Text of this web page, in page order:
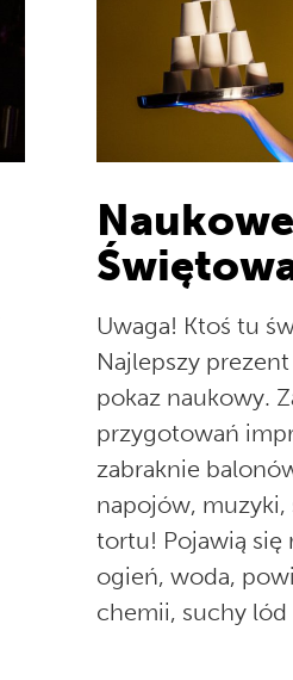
Naukowe
Uwaga! Ktoś tu
Najlepszy
pokaz naukowy.
przygotowań
zabraknie
napojów,
tortu! Pojawią się
ogień, woda,
chemii, suchy lód